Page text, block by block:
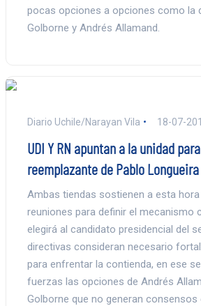
pocas opciones a opciones como la
Golborne y Andrés Allamand.
Diario Uchile/Narayan Vila 18-07-
UDI Y RN apuntan a la unidad
reemplazante de Pablo Longueira
Ambas tiendas sostienen a esta
reuniones para definir el mecanismo
elegirá al candidato presidencial del
directivas consideran necesario
para enfrentar la contienda, en ese
fuerzas las opciones de Andrés
Golborne que no generan consensos